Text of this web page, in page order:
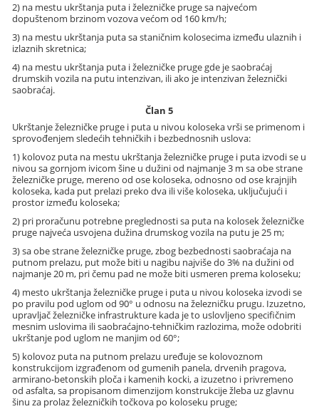
2) na mestu ukrštanja puta i železničke pruge sa najvećom
dopuštenom brzinom vozova većom od 160 km/h;
3) na mestu ukrštanja puta sa staničnim kolosecima između ulaznih i
izlaznih skretnica;
4) na mestu ukrštanja puta i železničke pruge gde je saobraćaj
drumskih vozila na putu intenzivan, ili ako je intenzivan železnički
saobraćaj.
Član 5
Ukrštanje železničke pruge i puta u nivou koloseka vrši se primenom i
sprovođenjem sledećih tehničkih i bezbednosnih uslova:
1) kolovoz puta na mestu ukrštanja železničke pruge i puta izvodi se u
nivou sa gornjom ivicom šine u dužini od najmanje 3 m sa obe strane
železničke pruge, mereno od ose koloseka, odnosno od ose krajnjih
koloseka, kada put prelazi preko dva ili više koloseka, uključujući i
prostor između koloseka;
2) pri proračunu potrebne preglednosti sa puta na kolosek železničke
pruge najveća usvojena dužina drumskog vozila na putu je 25 m;
3) sa obe strane železničke pruge, zbog bezbednosti saobraćaja na
putnom prelazu, put može biti u nagibu najviše do 3% na dužini od
najmanje 20 m, pri čemu pad ne može biti usmeren prema koloseku;
4) mesto ukrštanja železničke pruge i puta u nivou koloseka izvodi se
po pravilu pod uglom od 90° u odnosu na železničku prugu. Izuzetno,
upravljač železničke infrastrukture kada je to uslovljeno specifičnim
mesnim uslovima ili saobraćajno-tehničkim razlozima, može odobriti
ukrštanje pod uglom ne manjim od 60°;
5) kolovoz puta na putnom prelazu uređuje se kolovoznom
konstrukcijom izgrađenom od gumenih panela, drvenih pragova,
armirano-betonskih ploča i kamenih kocki, a izuzetno i privremeno
od asfalta, sa propisanom dimenzijom konstrukcije žleba uz glavnu
šinu za prolaz železničkih točkova po koloseku pruge;